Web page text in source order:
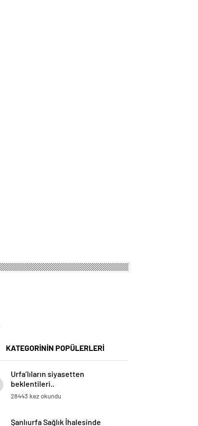
KATEGORİNİN POPÜLERLERİ
Urfa’lıların siyasetten
beklentileri..
28443 kez okundu
Şanlıurfa Sağlık İhalesinde